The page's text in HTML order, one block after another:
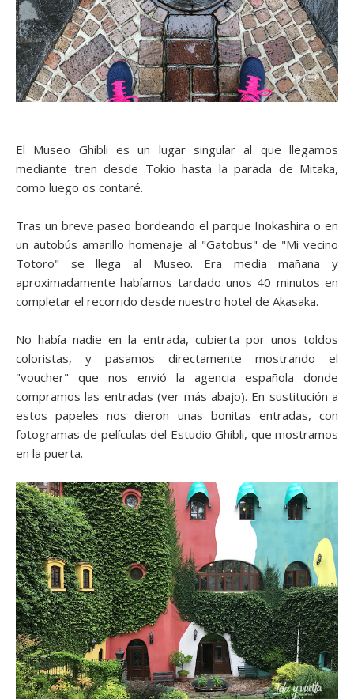
El Museo Ghibli es un lugar singular al que llegamos
mediante tren desde Tokio hasta la parada de Mitaka,
como luego os contaré.
Tras un breve paseo bordeando el parque Inokashira o en
un autobús amarillo homenaje al "Gatobus" de "Mi vecino
Totoro" se llega al Museo. Era media mañana y
aproximadamente habíamos tardado unos 40 minutos en
completar el recorrido desde nuestro hotel de Akasaka.
No había nadie en la entrada, cubierta por unos toldos
coloristas, y pasamos directamente mostrando el
"voucher" que nos envió la agencia española donde
compramos las entradas (ver más abajo). En sustitución a
estos papeles nos dieron unas bonitas entradas, con
fotogramas de películas del Estudio Ghibli, que mostramos
en la puerta.